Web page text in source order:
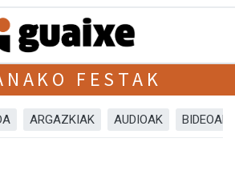
FESTAK
ARGAZKIAK AUDIOAK BIDEOAK